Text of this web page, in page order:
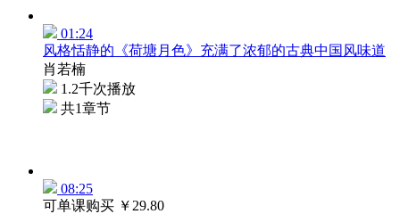
01:24
风格恬静的《荷塘月色》充满了浓郁的古典中国风味道
肖若楠
1.2千次播放
共1章节
08:25
可单课购买 ￥29.80